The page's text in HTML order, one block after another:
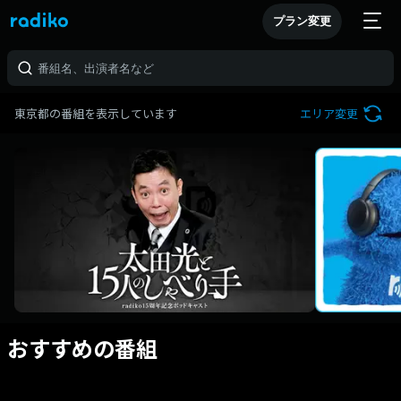
プラン変更
東京都の番組を表示しています エリア変更
おすすめの番組